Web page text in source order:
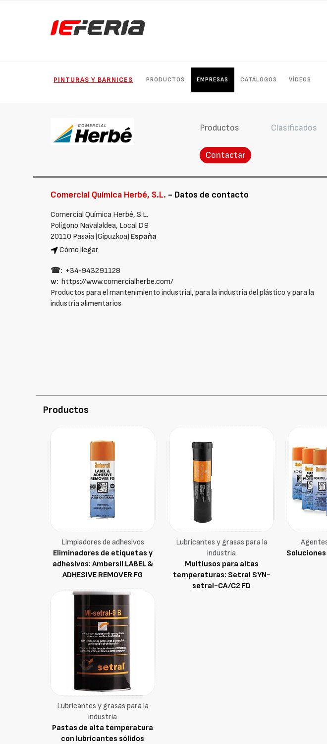
PINTURAS Y BARNICES PRODUCTOS EMPRESAS CATÁLOGOS VÍDEOS
Productos Clasificados
Contactar
Comercial Química Herbé, S.L. - Datos de contacto
Comercial Química Herbé, S.L.
Polígono Navalaldea, Local D9
20110 Pasaia (Gipuzkoa) España
Cómo llegar
☎: +34‑943291128
w:https://www.comercialherbe.com/
Productos para el mantenimiento industrial, para la industria del plástico y para la
industria alimentarios
Productos
Limpiadores de adhesivos
Eliminadores de etiquetas y
adhesivos: Ambersil LABEL &
ADHESIVE REMOVER FG
Lubricantes y grasas para la
industria
Multiusos para altas
temperaturas: Setral SYN-
setral-CA/C2 FD
Lubricantes y grasas para la
industria
Pastas de alta temperatura
con lubricantes sólidos